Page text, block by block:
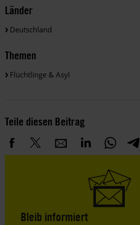
Länder
Deutschland
Themen
Flüchtlinge & Asyl
Teile diesen Beitrag
Bleib informiert